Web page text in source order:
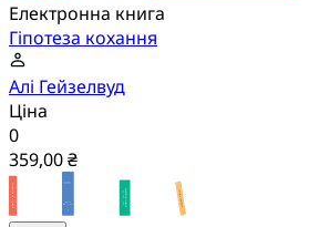
Електронна книга
Гіпотеза кохання
Алі Гейзелвуд
Ціна
0
359,00 ₴